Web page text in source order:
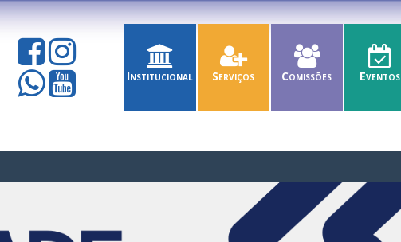
Institucional Serviços Comissões Eventos